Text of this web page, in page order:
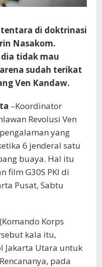
di doktrinasi
Nasakom.
tidak mau
sudah terikat
Ven Kandaw.
–Koordinator
Revolusi Ven
yang
6 jenderal satu
buaya. Hal itu
film G30S PKI di
Pusat, Sabtu
Korps
kala itu,
Jakarta Utara untuk
pada